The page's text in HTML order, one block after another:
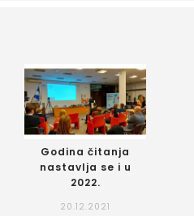
Godina čitanja
nastavlja se i u
2022.
20.12.2021